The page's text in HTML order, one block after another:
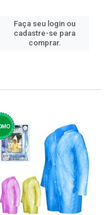
Faça seu login ou
cadastre-se para
comprar.